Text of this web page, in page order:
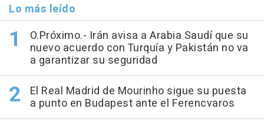
Lo más leído
O.Próximo.- Irán avisa a Arabia Saudí que su
nuevo acuerdo con Turquía y Pakistán no va
a garantizar su seguridad
El Real Madrid de Mourinho sigue su puesta
a punto en Budapest ante el Ferencvaros